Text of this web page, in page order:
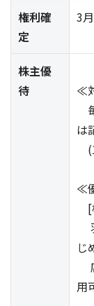
権利確
定
3月
株主優
待
≪
は
≪
[
じ
用